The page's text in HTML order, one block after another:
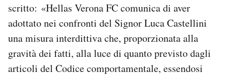
Hai bisogno di aiuto?
Esci
scritto: «Hellas Verona FC comunica di aver
adottato nei confronti del Signor Luca Castellini
una misura interdittiva che, proporzionata alla
gravità dei fatti, alla luce di quanto previsto dagli
articoli del Codice comportamentale, essendosi